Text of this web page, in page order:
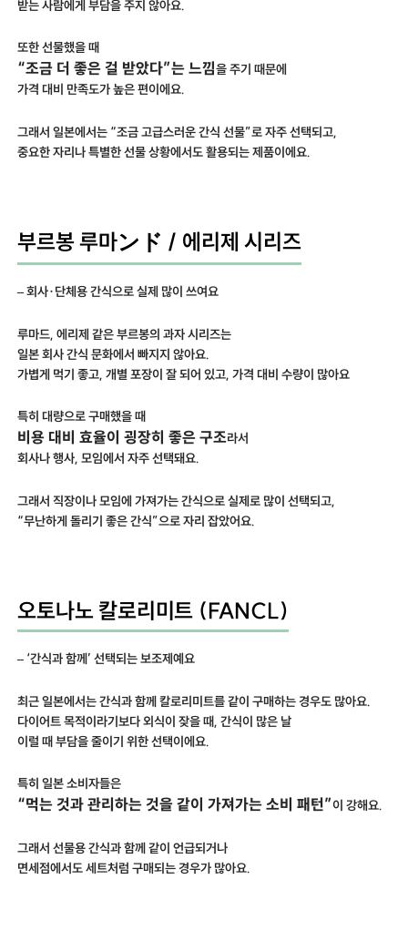
받는 사람에게 부담을 주지 않아요.
또한 선물했을 때
“조금 더 좋은 걸 받았다”는 느낌을 주기 때문에
가격 대비 만족도가 높은 편이에요.
그래서 일본에서는 “조금 고급스러운 간식 선물”로 자주 선택되고,
중요한 자리나 특별한 선물 상황에서도 활용되는 제품이에요.
부르봉 루마ンド / 에리제 시리즈
– 회사·단체용 간식으로 실제 많이 쓰여요
루마드, 에리제 같은 부르봉의 과자 시리즈는
일본 회사 간식 문화에서 빠지지 않아요.
가볍게 먹기 좋고, 개별 포장이 잘 되어 있고, 가격 대비 수량이 많아요
특히 대량으로 구매했을 때
비용 대비 효율이 굉장히 좋은 구조라서
회사나 행사, 모임에서 자주 선택돼요.
그래서 직장이나 모임에 가져가는 간식으로 실제로 많이 선택되고,
“무난하게 돌리기 좋은 간식”으로 자리 잡았어요.
오토나노 칼로리미트 (FANCL)
– ‘간식과 함께’ 선택되는 보조제예요
최근 일본에서는 간식과 함께 칼로리미트를 같이 구매하는 경우도 많아요.
다이어트 목적이라기보다 외식이 잦을 때, 간식이 많은 날
이럴 때 부담을 줄이기 위한 선택이에요.
특히 일본 소비자들은
“먹는 것과 관리하는 것을 같이 가져가는 소비 패턴”이 강해요.
그래서 선물용 간식과 함께 같이 언급되거나
면세점에서도 세트처럼 구매되는 경우가 많아요.